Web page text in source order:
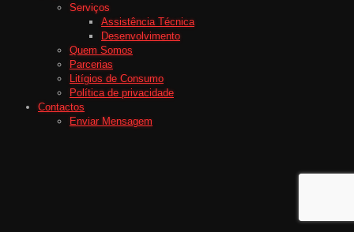
Serviços
Assistência Técnica
Desenvolvimento
Quem Somos
Parcerias
Litígios de Consumo
Política de privacidade
Contactos
Enviar Mensagem